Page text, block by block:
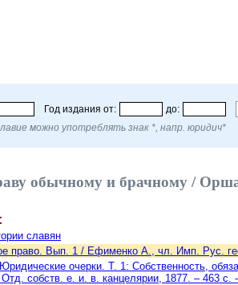
Год издания от: до:
можно употреблять знак *, напр. юридич*
обычному и брачному /
славян
право. Вып. 1 / Ефименко А., чл. Имп. Рус.
очерки. Т. 1: Собственность,
собств. е. и. в. канцелярии, 1877. – 463 с. -